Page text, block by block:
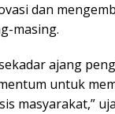
dan
masing.
ajang
untuk
masyarakat,”